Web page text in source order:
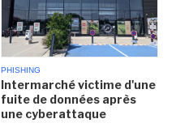
PHISHING
Intermarché victime d'une
fuite de données après
une cyberattaque